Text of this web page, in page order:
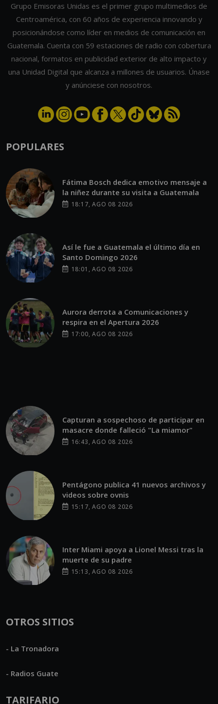
Grupo Emisoras Unidas es el primer grupo multimedios de
Centroamérica, con 60 años de experiencia innovando y
posicionándose como líder en medios de comunicación en
Guatemala. Cuenta con 59 estaciones de radio con cobertura
nacional, formatos en publicidad exterior de alto impacto y
una Unidad Digital que alcanza a millones de usuarios. Únase
y anúnciese con nosotros.
POPULARES
Fátima Bosch dedica emotivo mensaje a
la niñez durante su visita a Guatemala
18:17, AGO 08 2026
Así le fue a Guatemala el último día en
Santo Domingo 2026
18:01, AGO 08 2026
Aurora derrota a Comunicaciones y
respira en el Apertura 2026
17:00, AGO 08 2026
Capturan a sospechoso de participar en
masacre donde falleció "La miamor"
16:43, AGO 08 2026
Pentágono publica 41 nuevos archivos y
videos sobre ovnis
15:17, AGO 08 2026
Inter Miami apoya a Lionel Messi tras la
muerte de su padre
15:13, AGO 08 2026
OTROS SITIOS
- La Tronadora
- Radios Guate
TARIFARIO